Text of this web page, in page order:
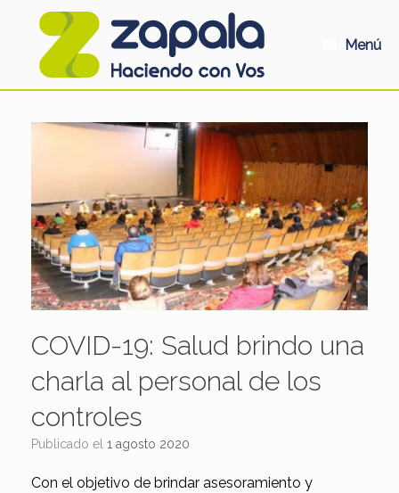
Menú
COVID-19: Salud brindo una
charla al personal de los
controles
Publicado el 1 agosto 2020
Con el objetivo de brindar asesoramiento y